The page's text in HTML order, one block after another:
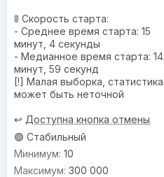
🚦 Скорость старта:
- Среднее время старта: 15
минут, 4 секунды
- Медианное время старта: 14
минут, 59 секунд
[!] Малая выборка, статистика
может быть неточной
↩️ Доступна кнопка отмены
🟢 Стабильный
10
300 000